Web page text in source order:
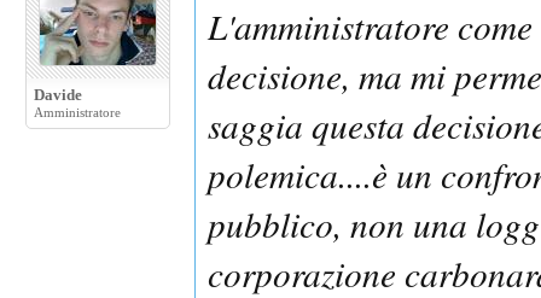
Davide
Amministratore
L'amministratore
decisione, ma mi
saggia questa
polemica....è un
pubblico, non una
corporazione